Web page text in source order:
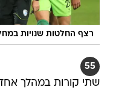
רצף החלטות שנויות
55
שתי קורות במהלך אחד